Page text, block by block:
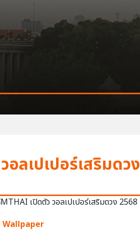
วอลเปเปอร์เสริมดวง
Wallpaper